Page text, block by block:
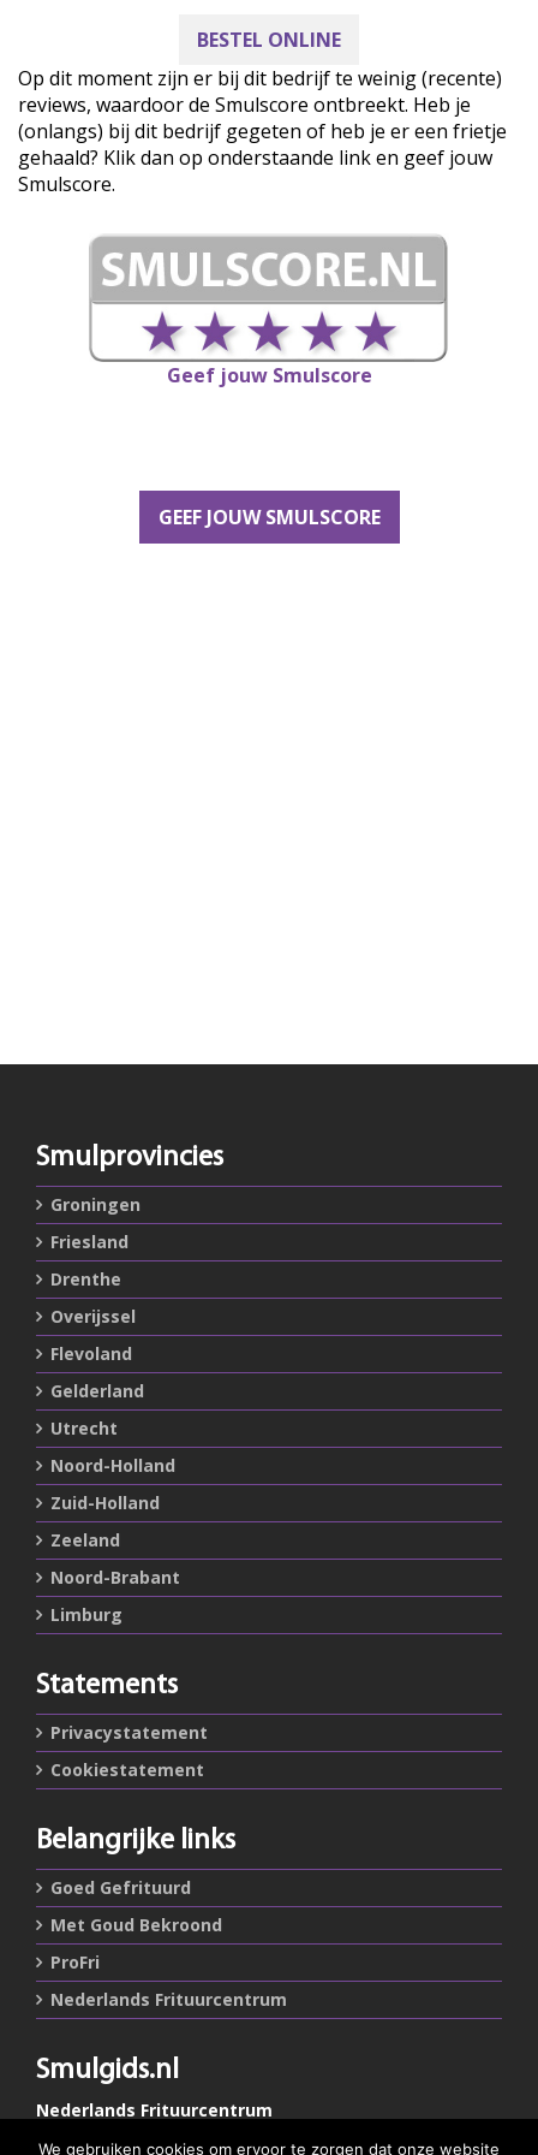
BESTEL ONLINE
Op dit moment zijn er bij dit bedrijf te weinig (recente)
reviews, waardoor de Smulscore ontbreekt. Heb je
(onlangs) bij dit bedrijf gegeten of heb je er een frietje
gehaald? Klik dan op onderstaande link en geef jouw
Smulscore.
Geef jouw Smulscore
GEEF JOUW SMULSCORE
Smulprovincies
Groningen
Friesland
Drenthe
Overijssel
Flevoland
Gelderland
Utrecht
Noord-Holland
Zuid-Holland
Zeeland
Noord-Brabant
Limburg
Statements
Privacystatement
Cookiestatement
Belangrijke links
Goed Gefrituurd
Met Goud Bekroond
ProFri
Nederlands Frituurcentrum
Smulgids.nl
Nederlands Frituurcentrum
We gebruiken cookies om ervoor te zorgen dat onze website